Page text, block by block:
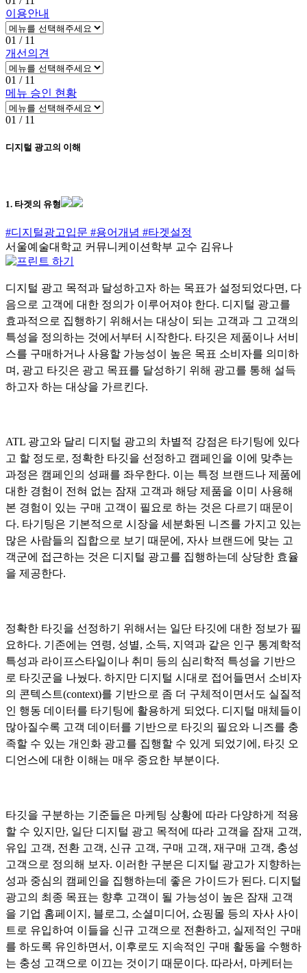
이용안내
01 / 11
개선의견
01 / 11
메뉴 승인 현황
01 / 11
디지털 광고의 이해
1. 타겟의 유형
#디지털광고입문 #용어개념 #타겟설정
서울예술대학교 커뮤니케이션학부 교수 김유나
디지털 광고 목적과 달성하고자 하는 목표가 설정되었다면, 다
음으로 고객에 대한 정의가 이루어져야 한다. 디지털 광고를
효과적으로 집행하기 위해서는 대상이 되는 고객과 그 고객의
특성을 정의하는 것에서부터 시작한다. 타깃은 제품이나 서비
스를 구매하거나 사용할 가능성이 높은 목표 소비자를 의미하
며, 광고 타깃은 광고 목표를 달성하기 위해 광고를 통해 설득
하고자 하는 대상을 가르킨다.
ATL 광고와 달리 디지털 광고의 차별적 강점은 타기팅에 있다
고 할 정도로, 정확한 타깃을 선정하고 캠페인을 이에 맞추는
과정은 캠페인의 성패를 좌우한다. 이는 특정 브랜드나 제품에
대한 경험이 전혀 없는 잠재 고객과 해당 제품을 이미 사용해
본 경험이 있는 구매 고객이 필요로 하는 것은 다르기 때문이
다. 타기팅은 기본적으로 시장을 세분화된 니즈를 가지고 있는
많은 사람들의 집합으로 보기 때문에, 자사 브랜드에 맞는 고
객군에 접근하는 것은 디지털 광고를 집행하는데 상당한 효율
을 제공한다.
정확한 타깃을 선정하기 위해서는 일단 타깃에 대한 정보가 필
요하다. 기존에는 연령, 성별, 소득, 지역과 같은 인구 통계학적
특성과 라이프스타일이나 취미 등의 심리학적 특성을 기반으
로 타깃군을 나눴다. 하지만 디지털 시대로 접어들면서 소비자
의 콘텍스트(context)를 기반으로 좀 더 구체적이면서도 실질적
인 행동 데이터를 타기팅에 활용하게 되었다. 디지털 매체들이
많아질수록 고객 데이터를 기반으로 타깃의 필요와 니즈를 충
족할 수 있는 개인화 광고를 집행할 수 있게 되었기에, 타깃 오
디언스에 대한 이해는 매우 중요한 부분이다.
타깃을 구분하는 기준들은 마케팅 상황에 따라 다양하게 적용
할 수 있지만, 일단 디지털 광고 목적에 따라 고객을 잠재 고객,
유입 고객, 전환 고객, 신규 고객, 구매 고객, 재구매 고객, 충성
고객으로 정의해 보자. 이러한 구분은 디지털 광고가 지향하는
성과 중심의 캠페인을 집행하는데 좋은 가이드가 된다. 디지털
광고의 최종 목표는 향후 고객이 될 가능성이 높은 잠재 고객
을 기업 홈페이지, 블로그, 소셜미디어, 쇼핑몰 등의 자사 사이
트로 유입하여 이들을 신규 고객으로 전환하고, 실제적인 구매
를 하도록 유인하면서, 이후로도 지속적인 구매 활동을 수행하
는 충성 고객으로 이끄는 것이기 때문이다. 따라서, 마케터는